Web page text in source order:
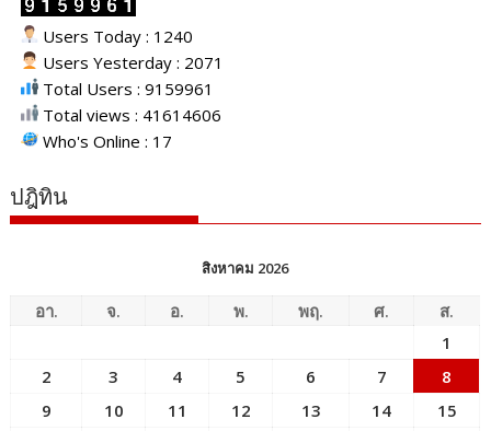
Users Today : 1240
Users Yesterday : 2071
Total Users : 9159961
Total views : 41614606
Who's Online : 17
ปฎิทิน
สิงหาคม 2026
อา. จ. อ. พ. พฤ. ศ.
ส.
1
2
3 4 5 6 7
8
9
10 11 12 13 14
15